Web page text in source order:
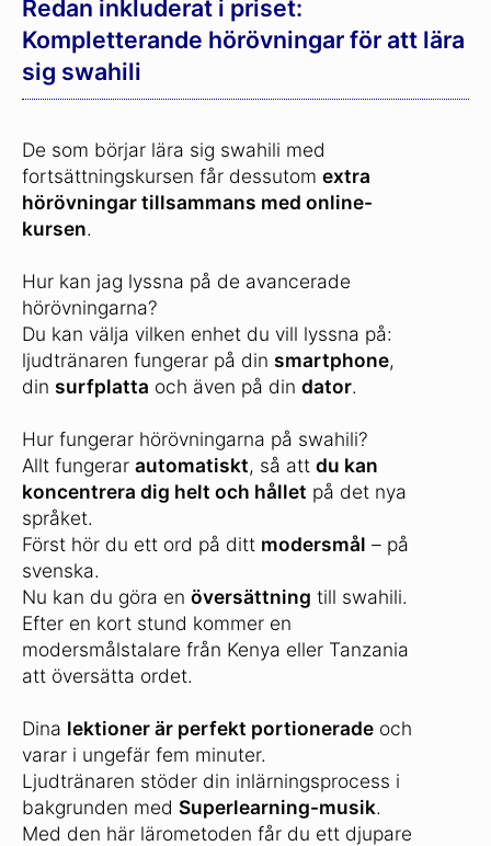
Redan inkluderat i priset:
Kompletterande hörövningar för att lära
sig swahili
De som börjar lära sig swahili med
fortsättningskursen får dessutom extra
hörövningar tillsammans med online-
kursen.
Hur kan jag lyssna på de avancerade
hörövningarna?
Du kan välja vilken enhet du vill lyssna på:
ljudtränaren fungerar på din smartphone,
din surfplatta och även på din dator.
Hur fungerar hörövningarna på swahili?
Allt fungerar automatiskt, så att du kan
koncentrera dig helt och hållet på det nya
språket.
Först hör du ett ord på ditt modersmål – på
svenska.
Nu kan du göra en översättning till swahili.
Efter en kort stund kommer en
modersmålstalare från Kenya eller Tanzania
att översätta ordet.
Dina lektioner är perfekt portionerade och
varar i ungefär fem minuter.
Ljudtränaren stöder din inlärningsprocess i
bakgrunden med Superlearning-musik.
Med den här lärometoden får du ett djupare